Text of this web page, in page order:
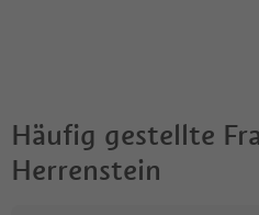
Häufig gestellte
Herrenstein